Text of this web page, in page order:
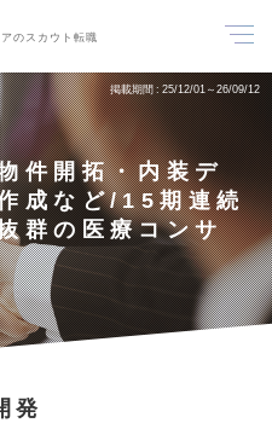
のスカウト転職
掲載期間 25/12/01～26/09/12
件開拓・内装デ
成など/15期連続
群の医療コンサ
発